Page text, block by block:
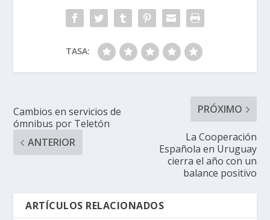
TASA:
Cambios en servicios de
ómnibus por Teletón
ANTERIOR
PRÓXIMO
La Cooperación
Española en Uruguay
cierra el año con un
balance positivo
ARTÍCULOS RELACIONADOS